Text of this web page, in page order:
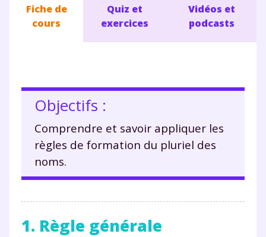
Fiche de
cours
Quiz et
exercices
Vidéos et
podcasts
Objectifs :
Comprendre et savoir appliquer les
règles de formation du pluriel des
noms.
1. Règle générale